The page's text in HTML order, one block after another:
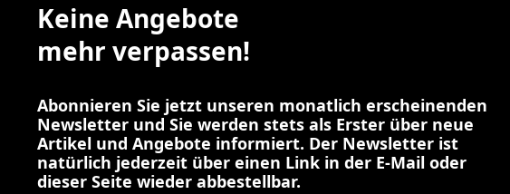
Keine Angebote
mehr verpassen!
Abonnieren Sie jetzt unseren monatlich erscheinenden
Newsletter und Sie werden stets als Erster über neue
Artikel und Angebote informiert. Der Newsletter ist
natürlich jederzeit über einen Link in der E-Mail oder
dieser Seite wieder abbestellbar.